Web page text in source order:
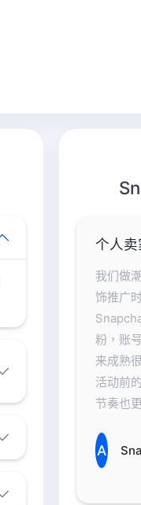
个人卖
我们做
饰推广
粉，账
来成熟
活动前
节奏也
A